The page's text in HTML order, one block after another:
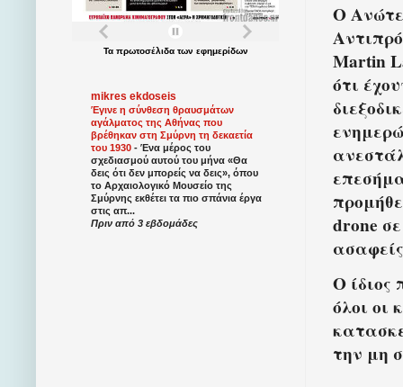
Ο
Martin
ότι
drone
Ο ίδιος
όλοι οι
την μη
Τα πρωτοσέλιδατων εφημερίδων
mikres ekdoseis
Έγινε η σύνθεση θραυσμάτων
αγάλματος της Αθήνας που
βρέθηκαν στη Σμύρνη τη δεκαετία
του 1930 - Ένα μέρος του
σχεδιασμού αυτού του μήνα «Θα
δεις ότι δεν μπορείς να δεις», όπου
το Αρχαιολογικό Μουσείο της
Σμύρνης εκθέτει τα πιο σπάνια έργα
στις απ...
Πριν από 3 εβδομάδες